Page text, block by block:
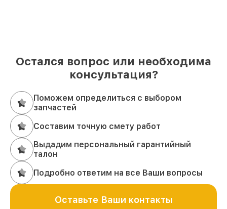
Остался вопрос или необходима
консультация?
Поможем определиться с выбором
запчастей
Составим точную смету работ
Выдадим персональный гарантийный
талон
Подробно ответим на все Ваши вопросы
Оставьте Ваши контакты